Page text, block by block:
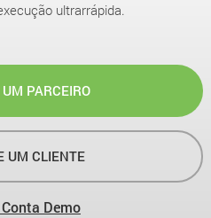
ultrarrápida.
PARCEIRO
UM CLIENTE
Demo